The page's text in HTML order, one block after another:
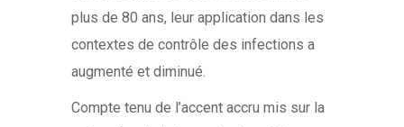
plus de 80 ans, leur application dans les
contextes de contrôle des infections a
augmenté et diminué.
Compte tenu de l’accent accru mis sur la